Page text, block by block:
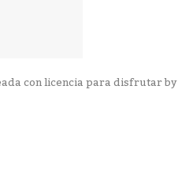
con licencia para disfrutar by